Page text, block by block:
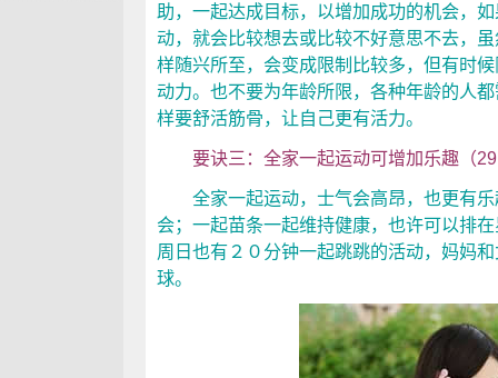
助，一起达成目标，以增加成功的机会，
动，就会比较想去或比较不好意思不去，
样随兴所至，会变成限制比较多，但有时
动力。也不要为年龄所限，各种年龄的人
样要舒活筋骨，让自己更有活力。
要诀三：全家一起运动可增加乐趣（
全家一起运动，士气会高昂，也更有乐
会；一起苗条一起维持健康，也许可以排
周日也有２０分钟一起跳跳的活动，妈妈
球。